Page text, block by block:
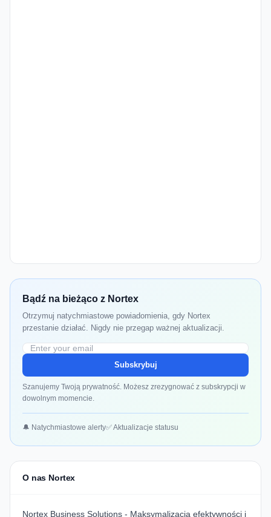
Bądź na bieżąco z Nortex
Otrzymuj natychmiastowe powiadomienia, gdy Nortex
przestanie działać. Nigdy nie przegap ważnej aktualizacji.
Subskrybuj
Szanujemy Twoją prywatność. Możesz zrezygnować z subskrypcji w
dowolnym momencie.
🔔 Natychmiastowe alerty✅ Aktualizacje statusu
O nas Nortex
Nortex Business Solutions - Maksymalizacja efektywności i